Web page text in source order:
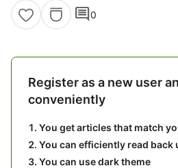
comment0
Register as a new user
conveniently
You get articles that match
You can efficiently read
You can use dark theme